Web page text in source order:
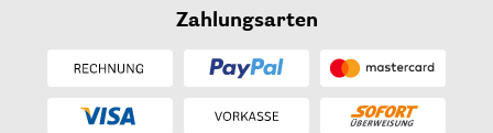
Zahlungsarten